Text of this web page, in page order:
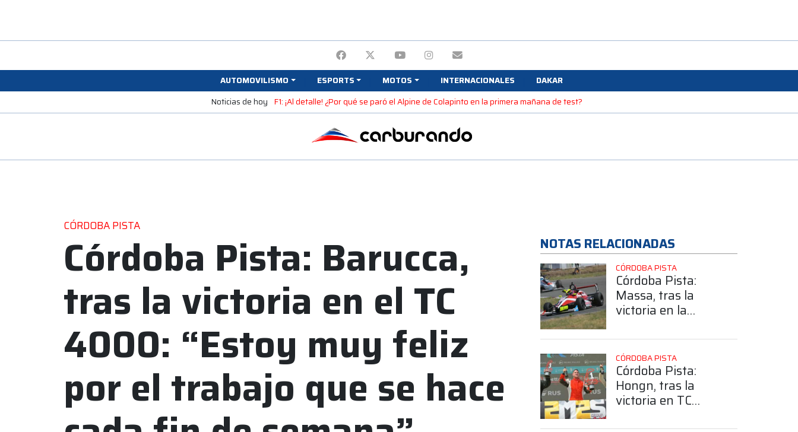
AUTOMOVILISMO ESPORTS MOTOS INTERNACIONALES
DAKAR
Noticias de hoy F1: ¡Al detalle! ¿Por qué se paró el Alpine de Colapinto en la primera mañana de test?
CÓRDOBA PISTA
Córdoba Pista: Barucca,
tras la victoria en el TC
4000: “Estoy muy feliz
por el trabajo que se hace
NOTAS RELACIONADAS
CÓRDOBA PISTA
Córdoba Pista:
Massa, tras la
victoria en la
gusto correr
carreras así”
CÓRDOBA PISTA
Córdoba Pista:
Hongn, tras la
victoria en TC